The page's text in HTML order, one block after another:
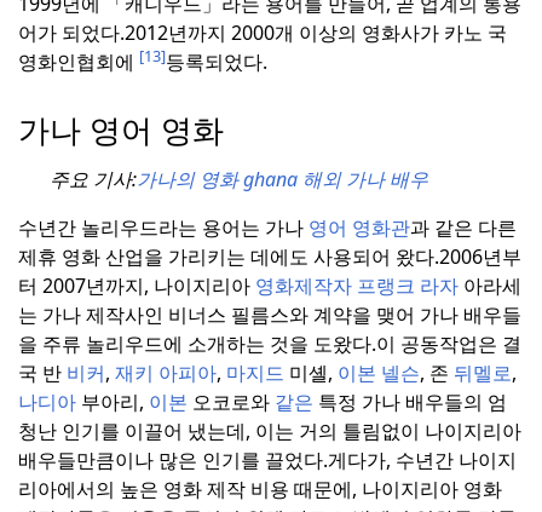
어가 되었다.2012년까지 2000개 이상의 영화사가 카노 국
영화인협회에 [13]등록되었다.
가나 영어 영화
주요 기사:가나의 영화 ghana 해외 가나 배우
수년간 놀리우드라는 용어는 가나 영어 영화관과 같은 다른
제휴 영화 산업을 가리키는 데에도 사용되어 왔다.2006년부
터 2007년까지, 나이지리아 영화제작자 프랭크 라자 아라세
는 가나 제작사인 비너스 필름스와 계약을 맺어 가나 배우들
을 주류 놀리우드에 소개하는 것을 도왔다.이 공동작업은 결
국 반 비커, 재키 아피아, 마지드 미셸, 이본 넬슨, 존 뒤멜로,
나디아 부아리, 이본 오코로와 같은 특정 가나 배우들의 엄
청난 인기를 이끌어 냈는데, 이는 거의 틀림없이 나이지리아
배우들만큼이나 많은 인기를 끌었다.게다가, 수년간 나이지
리아에서의 높은 영화 제작 비용 때문에, 나이지리아 영화